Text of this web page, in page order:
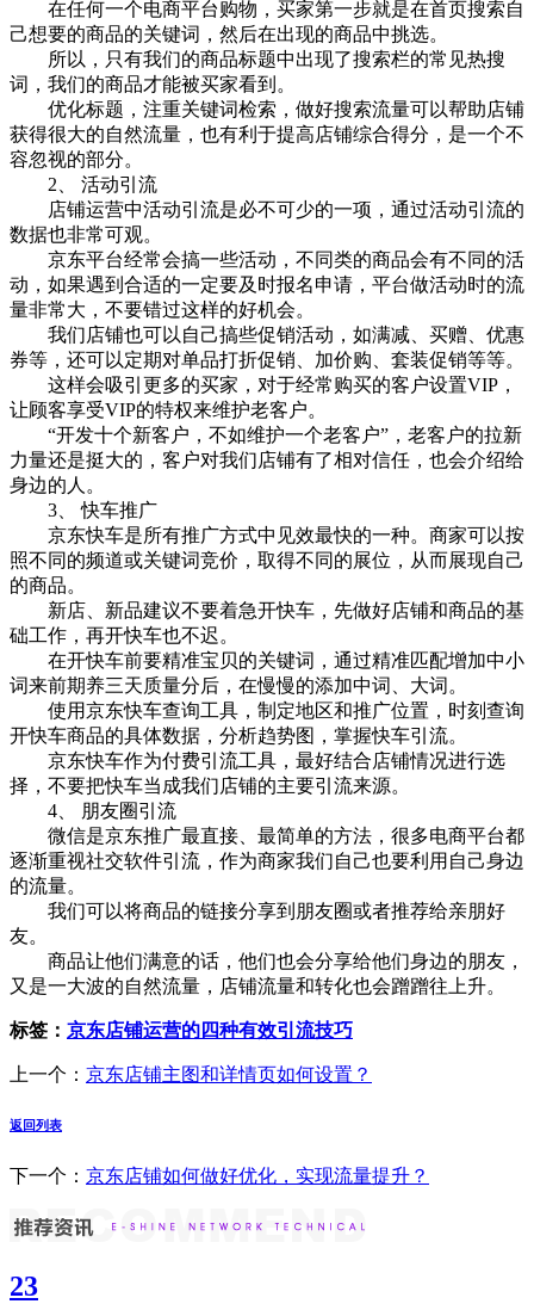
在任何一个电商平台购物，买家第一步就是在首页搜索自
己想要的商品的关键词，然后在出现的商品中挑选。
所以，只有我们的商品标题中出现了搜索栏的常见热搜
词，我们的商品才能被买家看到。
优化标题，注重关键词检索，做好搜索流量可以帮助店铺
获得很大的自然流量，也有利于提高店铺综合得分，是一个不
容忽视的部分。
2、 活动引流
店铺运营中活动引流是必不可少的一项，通过活动引流的
数据也非常可观。
京东平台经常会搞一些活动，不同类的商品会有不同的活
动，如果遇到合适的一定要及时报名申请，平台做活动时的流
量非常大，不要错过这样的好机会。
我们店铺也可以自己搞些促销活动，如满减、买赠、优惠
券等，还可以定期对单品打折促销、加价购、套装促销等等。
这样会吸引更多的买家，对于经常购买的客户设置VIP，
让顾客享受VIP的特权来维护老客户。
“开发十个新客户，不如维护一个老客户”，老客户的拉新
力量还是挺大的，客户对我们店铺有了相对信任，也会介绍给
身边的人。
3、 快车推广
京东快车是所有推广方式中见效最快的一种。商家可以按
照不同的频道或关键词竞价，取得不同的展位，从而展现自己
的商品。
新店、新品建议不要着急开快车，先做好店铺和商品的基
础工作，再开快车也不迟。
在开快车前要精准宝贝的关键词，通过精准匹配增加中小
词来前期养三天质量分后，在慢慢的添加中词、大词。
使用京东快车查询工具，制定地区和推广位置，时刻查询
开快车商品的具体数据，分析趋势图，掌握快车引流。
京东快车作为付费引流工具，最好结合店铺情况进行选
择，不要把快车当成我们店铺的主要引流来源。
4、 朋友圈引流
微信是京东推广最直接、最简单的方法，很多电商平台都
逐渐重视社交软件引流，作为商家我们自己也要利用自己身边
的流量。
我们可以将商品的链接分享到朋友圈或者推荐给亲朋好
友。
商品让他们满意的话，他们也会分享给他们身边的朋友，
又是一大波的自然流量，店铺流量和转化也会蹭蹭往上升。
标签： 京东店铺运营的四种有效引流技巧
上一个： 京东店铺主图和详情页如何设置？
返回列表
下一个： 京东店铺如何做好优化，实现流量提升？
23